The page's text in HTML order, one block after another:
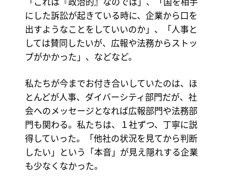
にした訴訟が起きている時に、企業から口を
出すようなことをしていいのか」、「人事と
しては賛同したいが、広報や法務からストッ
プがかかった」、などなど。
私たちが今までお付き合いしていたのは、ほ
とんどが人事、ダイバーシティ部門だが、社
会へのメッセージとなれば広報部門や法務部
門も関わる。私たちは、１社ずつ、丁寧に説
得していった。「他社の状況を見てから判断
したい」という「本音」が見え隠れする企業
も少なくなかった。